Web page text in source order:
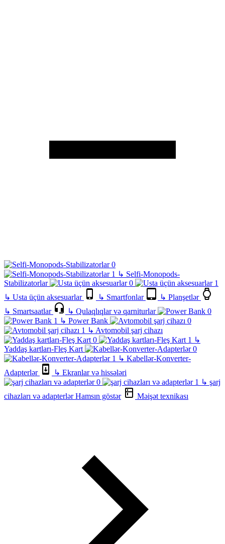
↳ Selfi-Monopods-
Stabilizatorlar
↳ Usta üçün aksesuarlar ↳ Smartfonlar ↳ Planşetlər
↳ Smartsaatlar ↳ Qulaqlıqlar və qarniturlar
↳ Power Bank
↳ Avtomobil şarj cihazı
↳
Yaddaş kartları-Fleş Kart
↳ Kabellər-Konverter-
Adapterlər
↳ Ekranlar və hissələri
↳ şarj
cihazları və adapterlərHamsın göstər Məişət texnikası